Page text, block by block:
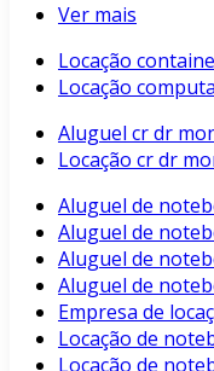
Ver mais
Locação
Locação
Aluguel cr dr
Locação cr dr
Aluguel de
Aluguel de
Aluguel de
Aluguel de
Empresa de
Locação de
Locação de